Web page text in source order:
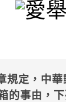
規定，中
的事由，